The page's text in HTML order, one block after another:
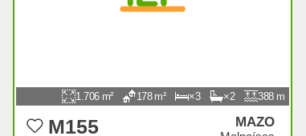
1.706 178 3 2 388
M155 MAZO